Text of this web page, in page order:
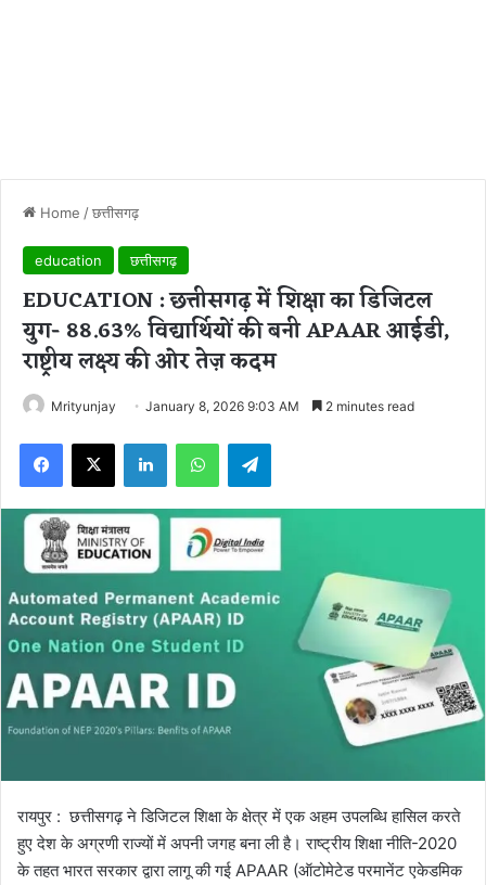
Home /छत्तीसगढ़
education छत्तीसगढ़
EDUCATION : छत्तीसगढ़ में शिक्षा का डिजिटल
युग- 88.63% विद्यार्थियों की बनी APAAR आईडी,
राष्ट्रीय लक्ष्य की ओर तेज़ कदम
Mrityunjay January 8, 2026 9:03 AM 2 minutes read
रायपुर : छत्तीसगढ़ ने डिजिटल शिक्षा के क्षेत्र में एक अहम उपलब्धि हासिल करते
हुए देश के अग्रणी राज्यों में अपनी जगह बना ली है। राष्ट्रीय शिक्षा नीति-2020
के तहत भारत सरकार द्वारा लागू की गई APAAR (ऑटोमेटेड परमानेंट एकेडमिक